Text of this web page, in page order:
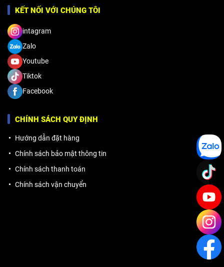
KẾT NỐI VỚI CHÚNG TÔI
intagram
Zalo
Youtube
Tiktok
Facebook
CHÍNH SÁCH QUY ĐỊNH
Hướng dẫn đặt hàng
Chính sách bảo mật thông tin
Chính sách thanh toán
Chính sách vận chuyển